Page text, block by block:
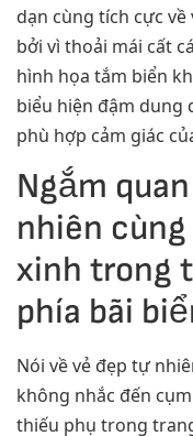
dạn cùng tích cực
bởi vì thoải mái cất
hình họa tắm biển
biểu hiện đậm dung
phù hợp cảm giác
Ngắm
nhiên
xinh trong
phía bãi
Nói về vẻ đẹp tự
không nhắc đến
thiếu phụ trong